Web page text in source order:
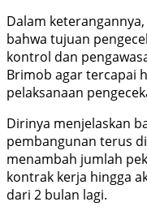
Dalam
bahwa tujuan
kontrol dan
Brimob agar tercapai
pelaksanaan
Dirinya menjelaskan
pembangunan terus
menambah jumlah
kontrak kerja hingga
dari 2 bulan lagi.